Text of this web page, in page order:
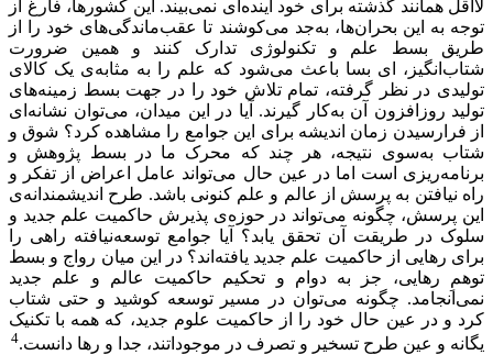
لااقل همانند گذشته برای خود آینده‌ای نمی‌بیند. این کشورها، فارغ از
توجه به این بحران‌ها، به‌جد می‌کوشند تا عقب‌ماندگی‌های خود را از
طریق بسط علم و تکنولوژی تدارک کنند و همین ضرورت
شتاب‌انگیز، ای ‌بسا باعث می‌شود که علم را به مثابه‌ی یک کالای
تولیدی در نظر گرفته، تمام تلاش خود را در جهت بسط زمینه‌های
تولید روزافزون آن به‌کار گیرند. آیا در این میدان، می‌توان نشانه‌ای
از فرارسیدن زمان اندیشه برای این جوامع را مشاهده کرد؟ شوق و
شتاب به‌سوی نتیجه، هر چند که محرک ما در بسط پژوهش و
برنامه‌ریزی است اما در عین حال می‌تواند عامل اعراض از تفکر و
راه نیافتن به پرسش از عالم و علم کنونی باشد. طرح اندیشمندانه‌ی
این پرسش، چگونه می‌تواند در حوزه‌ی پذیرش حاکمیت علم جدید و
سلوک در طریقت آن تحقق یابد؟ آیا جوامع توسعه‌نیافته راهی را
برای رهایی از حاکمیت علم جدید یافته‌اند؟ در این میان رواج و بسط
توهمِ رهایی، جز به دوام و تحکیم حاکمیت عالم و علم جدید
نمی‌انجامد. چگونه می‌توان در مسیر توسعه کوشید و حتی شتاب
کرد و در عین حال خود را از حاکمیت علوم جدید، که همه با تکنیک
یگانه و عین طرح تسخیر و تصرف در موجوداتند، جدا و رها دانست.4